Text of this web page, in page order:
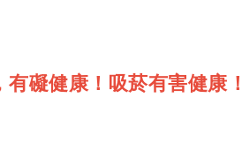
礙健康！吸菸有害健康